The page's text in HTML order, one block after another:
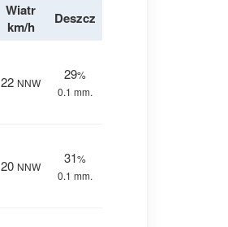
Wiatr
km/h
Deszcz
22 NNW
29%
0.1 mm.
20 NNW
31%
0.1 mm.